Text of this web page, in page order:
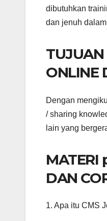
dibutuhkan
dan jenuh
TUJUAN
ONLINE
Dengan
/ sharing
lain yang
MATERI
DAN
1. Apa itu CMS